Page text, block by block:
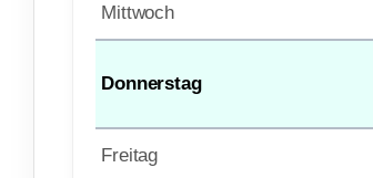
Mittwoch
Donnerstag
Freitag